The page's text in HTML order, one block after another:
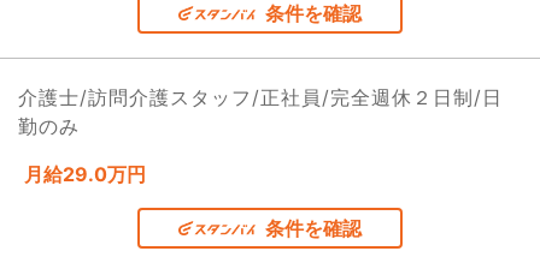
条件を確認
介護士/訪問介護スタッフ/正社員/完全週休２日制/日
勤のみ
月給29.0万円
条件を確認